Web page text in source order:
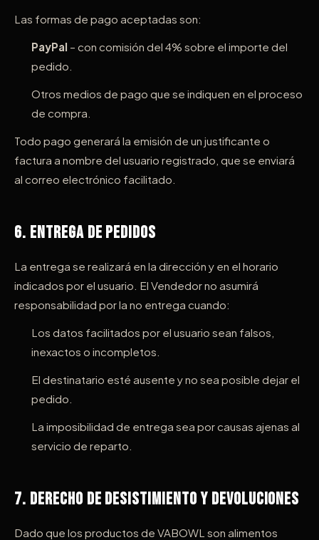
Las formas de pago aceptadas son:
PayPal – con comisión del 4% sobre el importe del
pedido.
Otros medios de pago que se indiquen en el proceso
de compra.
Todo pago generará la emisión de un justificante o
factura a nombre del usuario registrado, que se enviará
al correo electrónico facilitado.
6. Entrega de Pedidos
La entrega se realizará en la dirección y en el horario
indicados por el usuario. El Vendedor no asumirá
responsabilidad por la no entrega cuando:
Los datos facilitados por el usuario sean falsos,
inexactos o incompletos.
El destinatario esté ausente y no sea posible dejar el
pedido.
La imposibilidad de entrega sea por causas ajenas al
servicio de reparto.
7. Derecho de Desistimiento y Devoluciones
Dado que los productos de VABOWL son alimentos